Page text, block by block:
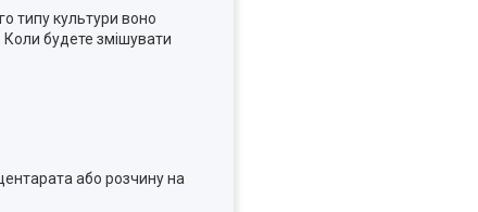
типу культури воно
Коли будете змішувати
або розчину на